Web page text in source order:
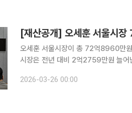
[재산공개] 오세훈 서울시
오세훈 서울시장이 총 72억8960만
시장은 전년 대비 2억2759만원 늘어난 13
은 72억8960만원이다. 이는 종전
2026-03-26 00:00